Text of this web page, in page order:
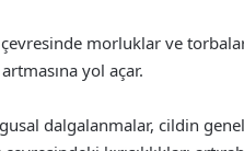
morluklar ve
yol açar.
dalgalanmalar, cildin